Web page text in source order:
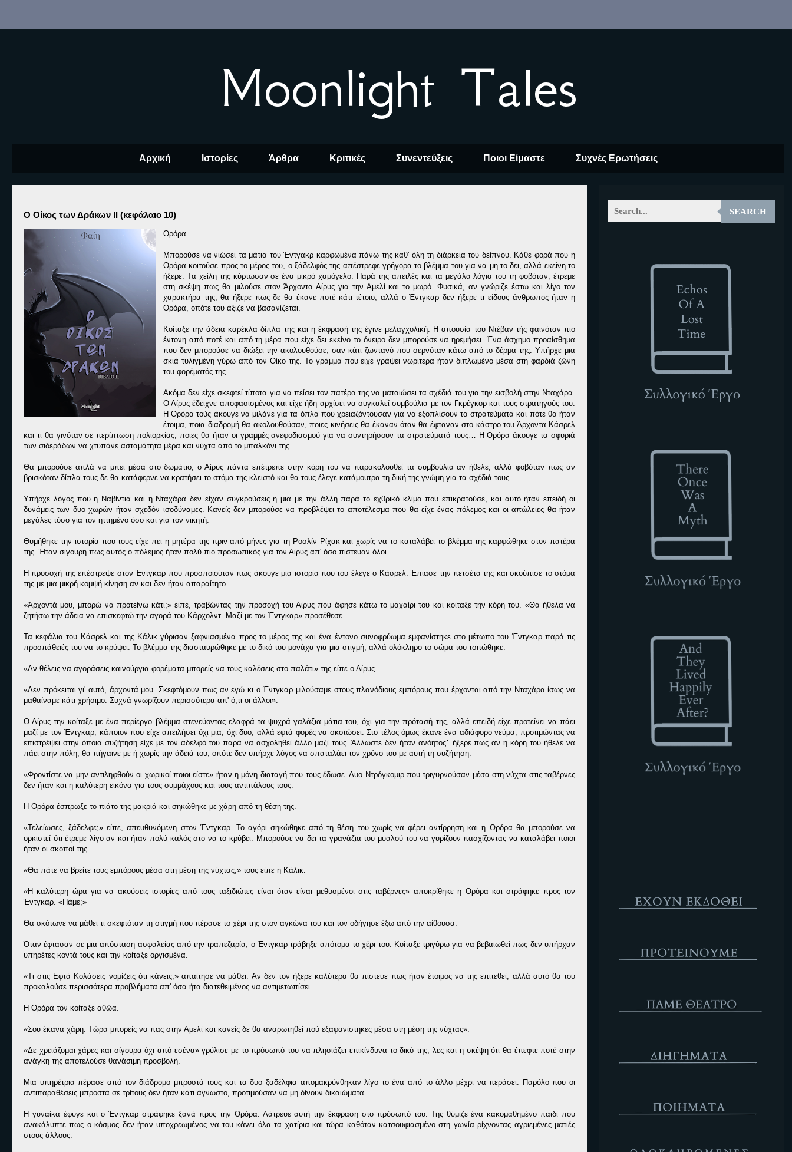
Moonlight Tales
Αρχική Ιστορίες Άρθρα Κριτικές Συνεντεύξεις Ποιοι Είμαστε Συχνές Ερωτήσεις
Ο Οίκος των Δράκων ΙΙ (κεφάλαιο 10)
Ορόρα
Μπορούσε να νιώσει τα μάτια του Έντγακρ καρφωμένα πάνω της καθ' όλη τη διάρκεια του δείπνου. Κάθε φορά που η
Ορόρα κοιτούσε προς το μέρος του, ο ξάδελφός της απέστρεφε γρήγορα το βλέμμα του για να μη το δει, αλλά εκείνη το
ήξερε. Τα χείλη της κύρτωσαν σε ένα μικρό χαμόγελο. Παρά της απειλές και τα μεγάλα λόγια του τη φοβόταν, έτρεμε
στη σκέψη πως θα μιλούσε στον Άρχοντα Αίρυς για την Αμελί και το μωρό. Φυσικά, αν γνώριζε έστω και λίγο τον
χαρακτήρα της, θα ήξερε πως δε θα έκανε ποτέ κάτι τέτοιο, αλλά ο Έντγκαρ δεν ήξερε τι είδους άνθρωπος ήταν η
Ορόρα, οπότε του άξιζε να βασανίζεται.
Κοίταξε την άδεια καρέκλα δίπλα της και η έκφρασή της έγινε μελαγχολική. Η απουσία του Ντέβαν τής φαινόταν πιο
έντονη από ποτέ και από τη μέρα που είχε δει εκείνο το όνειρο δεν μπορούσε να ηρεμήσει. Ένα άσχημο προαίσθημα
που δεν μπορούσε να διώξει την ακολουθούσε, σαν κάτι ζωντανό που σερνόταν κάτω από το δέρμα της. Υπήρχε μια
σκιά τυλιγμένη γύρω από τον Οίκο της. Το γράμμα που είχε γράψει νωρίτερα ήταν διπλωμένο μέσα στη φαρδιά ζώνη
του φορέματός της.
Ακόμα δεν είχε σκεφτεί τίποτα για να πείσει τον πατέρα της να ματαιώσει τα σχέδιά του για την εισβολή στην Νταχάρα.
Ο Αίρυς έδειχνε αποφασισμένος και είχε ήδη αρχίσει να συγκαλεί συμβούλια με τον Γκρέγκορ και τους στρατηγούς του.
Η Ορόρα τούς άκουγε να μιλάνε για τα όπλα που χρειαζόντουσαν για να εξοπλίσουν τα στρατεύματα και πότε θα ήταν
έτοιμα, ποια διαδρομή θα ακολουθούσαν, ποιες κινήσεις θα έκαναν όταν θα έφταναν στο κάστρο του Άρχοντα Κάσρελ
και τι θα γινόταν σε περίπτωση πολιορκίας, ποιες θα ήταν οι γραμμές ανεφοδιασμού για να συντηρήσουν τα στρατεύματά τους… Η Ορόρα άκουγε τα σφυριά
των σιδεράδων να χτυπάνε ασταμάτητα μέρα και νύχτα από το μπαλκόνι της.
Θα μπορούσε απλά να μπει μέσα στο δωμάτιο, ο Αίρυς πάντα επέτρεπε στην κόρη του να παρακολουθεί τα συμβούλια αν ήθελε, αλλά φοβόταν πως αν
βρισκόταν δίπλα τους δε θα κατάφερνε να κρατήσει το στόμα της κλειστό και θα τους έλεγε κατάμουτρα τη δική της γνώμη για τα σχέδιά τους.
Υπήρχε λόγος που η Ναβίντια και η Νταχάρα δεν είχαν συγκρούσεις η μια με την άλλη παρά το εχθρικό κλίμα που επικρατούσε, και αυτό ήταν επειδή οι
δυνάμεις των δυο χωρών ήταν σχεδόν ισοδύναμες. Κανείς δεν μπορούσε να προβλέψει το αποτέλεσμα που θα είχε ένας πόλεμος και οι απώλειες θα ήταν
μεγάλες τόσο για τον ηττημένο όσο και για τον νικητή.
Θυμήθηκε την ιστορία που τους είχε πει η μητέρα της πριν από μήνες για τη Ροσλίν Ρίχακ και χωρίς να το καταλάβει το βλέμμα της καρφώθηκε στον πατέρα
της. Ήταν σίγουρη πως αυτός ο πόλεμος ήταν πολύ πιο προσωπικός για τον Αίρυς απ' όσο πίστευαν όλοι.
Η προσοχή της επέστρεψε στον Έντγκαρ που προσποιούταν πως άκουγε μια ιστορία που του έλεγε ο Κάσρελ. Έπιασε την πετσέτα της και σκούπισε το στόμα
της με μια μικρή κομψή κίνηση αν και δεν ήταν απαραίτητο.
«Άρχοντά μου, μπορώ να προτείνω κάτι;» είπε, τραβώντας την προσοχή του Αίρυς που άφησε κάτω το μαχαίρι του και κοίταξε την κόρη του. «Θα ήθελα να
ζητήσω την άδεια να επισκεφτώ την αγορά του Κάρχολντ. Μαζί με τον Έντγκαρ» προσέθεσε.
Τα κεφάλια του Κάσρελ και της Κάλικ γύρισαν ξαφνιασμένα προς το μέρος της και ένα έντονο συνοφρύωμα εμφανίστηκε στο μέτωπο του Έντγκαρ παρά τις
προσπάθειές του να το κρύψει. Το βλέμμα της διασταυρώθηκε με το δικό του μονάχα για μια στιγμή, αλλά ολόκληρο το σώμα του τσιτώθηκε.
«Αν θέλεις να αγοράσεις καινούργια φορέματα μπορείς να τους καλέσεις στο παλάτι» της είπε ο Αίρυς.
«Δεν πρόκειται γι' αυτό, άρχοντά μου. Σκεφτόμουν πως αν εγώ κι ο Έντγκαρ μιλούσαμε στους πλανόδιους εμπόρους που έρχονται από την Νταχάρα ίσως να
μαθαίναμε κάτι χρήσιμο. Συχνά γνωρίζουν περισσότερα απ' ό,τι οι άλλοι».
Ο Αίρυς την κοίταξε με ένα περίεργο βλέμμα στενεύοντας ελαφρά τα ψυχρά γαλάζια μάτια του, όχι για την πρότασή της, αλλά επειδή είχε προτείνει να πάει
μαζί με τον Έντγκαρ, κάποιον που είχε απειλήσει όχι μια, όχι δυο, αλλά εφτά φορές να σκοτώσει. Στο τέλος όμως έκανε ένα αδιάφορο νεύμα, προτιμώντας να
επιστρέψει στην όποια συζήτηση είχε με τον αδελφό του παρά να ασχοληθεί άλλο μαζί τους. Άλλωστε δεν ήταν ανόητος˙ ήξερε πως αν η κόρη του ήθελε να
πάει στην πόλη, θα πήγαινε με ή χωρίς την άδειά του, οπότε δεν υπήρχε λόγος να σπαταλάει τον χρόνο του με αυτή τη συζήτηση.
«Φροντίστε να μην αντιληφθούν οι χωρικοί ποιοι είστε» ήταν η μόνη διαταγή που τους έδωσε. Δυο Ντρόγκομιρ που τριγυρνούσαν μέσα στη νύχτα στις ταβέρνες
δεν ήταν και η καλύτερη εικόνα για τους συμμάχους και τους αντιπάλους τους.
Η Ορόρα έσπρωξε το πιάτο της μακριά και σηκώθηκε με χάρη από τη θέση της.
«Τελείωσες, ξάδελφε;» είπε, απευθυνόμενη στον Έντγκαρ. Το αγόρι σηκώθηκε από τη θέση του χωρίς να φέρει αντίρρηση και η Ορόρα θα μπορούσε να
ορκιστεί ότι έτρεμε λίγο αν και ήταν πολύ καλός στο να το κρύβει. Μπορούσε να δει τα γρανάζια του μυαλού του να γυρίζουν πασχίζοντας να καταλάβει ποιοι
ήταν οι σκοποί της.
«Θα πάτε να βρείτε τους εμπόρους μέσα στη μέση της νύχτας;» τους είπε η Κάλικ.
«Η καλύτερη ώρα για να ακούσεις ιστορίες από τους ταξιδιώτες είναι όταν είναι μεθυσμένοι στις ταβέρνες» αποκρίθηκε η Ορόρα και στράφηκε προς τον
Έντγκαρ. «Πάμε;»
Θα σκότωνε να μάθει τι σκεφτόταν τη στιγμή που πέρασε το χέρι της στον αγκώνα του και τον οδήγησε έξω από την αίθουσα.
Όταν έφτασαν σε μια απόσταση ασφαλείας από την τραπεζαρία, ο Έντγκαρ τράβηξε απότομα το χέρι του. Κοίταξε τριγύρω για να βεβαιωθεί πως δεν υπήρχαν
υπηρέτες κοντά τους και την κοίταξε οργισμένα.
«Τι στις Εφτά Κολάσεις νομίζεις ότι κάνεις;» απαίτησε να μάθει. Αν δεν τον ήξερε καλύτερα θα πίστευε πως ήταν έτοιμος να της επιτεθεί, αλλά αυτό θα του
προκαλούσε περισσότερα προβλήματα απ' όσα ήτα διατεθειμένος να αντιμετωπίσει.
Η Ορόρα τον κοίταξε αθώα.
«Σου έκανα χάρη. Τώρα μπορείς να πας στην Αμελί και κανείς δε θα αναρωτηθεί πού εξαφανίστηκες μέσα στη μέση της νύχτας».
«Δε χρειάζομαι χάρες και σίγουρα όχι από εσένα» γρύλισε με το πρόσωπό του να πλησιάζει επικίνδυνα το δικό της, λες και η σκέψη ότι θα έπεφτε ποτέ στην
ανάγκη της αποτελούσε θανάσιμη προσβολή.
Μια υπηρέτρια πέρασε από τον διάδρομο μπροστά τους και τα δυο ξαδέλφια απομακρύνθηκαν λίγο το ένα από το άλλο μέχρι να περάσει. Παρόλο που οι
αντιπαραθέσεις μπροστά σε τρίτους δεν ήταν κάτι άγνωστο, προτιμούσαν να μη δίνουν δικαιώματα.
Η γυναίκα έφυγε και ο Έντγκαρ στράφηκε ξανά προς την Ορόρα. Λάτρευε αυτή την έκφραση στο πρόσωπό του. Της θύμιζε ένα κακομαθημένο παιδί που
ανακάλυπτε πως ο κόσμος δεν ήταν υποχρεωμένος να του κάνει όλα τα χατίρια και τώρα καθόταν κατσουφιασμένο στη γωνία ρίχνοντας αγριεμένες ματιές
στους άλλους.
SEARCH